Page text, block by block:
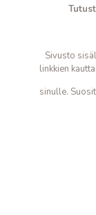
Sivusto
linkkien
sinulle.